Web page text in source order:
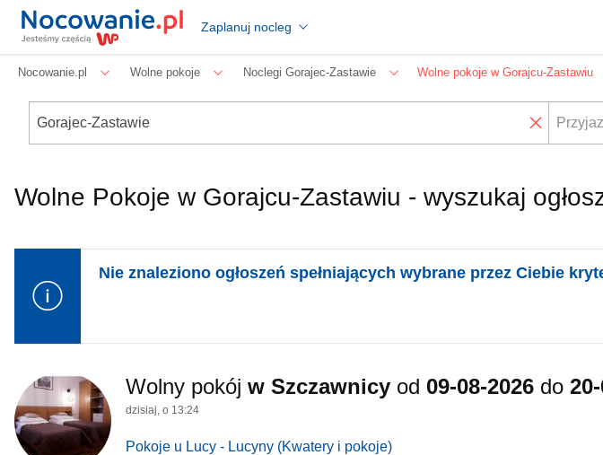
Zaplanuj nocleg
Nocowanie.pl Wolne pokoje Noclegi Gorajec-Zastawie Wolne pokoje w Gorajcu-Zastawiu
✖
Wolne Pokoje w Gorajcu-Zastawiu - wyszukaj
Nie znaleziono ogłoszeń spełniających wybrane przez Ciebie
Wolny pokój w Szczawnicy od 09-08-2026 do
dzisiaj, o 13:24
Pokoje u Lucy - Lucyny (Kwatery i pokoje)